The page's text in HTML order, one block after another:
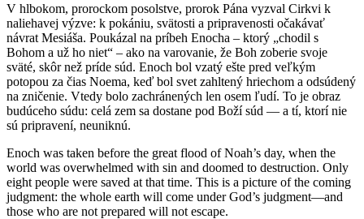
V hlbokom, prorockom posolstve, prorok Pána vyzval Cirkvi k
naliehavej výzve: k pokániu, svätosti a pripravenosti očakávať
návrat Mesiáša. Poukázal na príbeh Enocha – ktorý „chodil s
Bohom a už ho niet“ – ako na varovanie, že Boh zoberie svoje
sväté, skôr než príde súd. Enoch bol vzatý ešte pred veľkým
potopou za čias Noema, keď bol svet zahltený hriechom a odsúdený
na zničenie. Vtedy bolo zachránených len osem ľudí. To je obraz
budúceho súdu: celá zem sa dostane pod Boží súd — a tí, ktorí nie
sú pripravení, neuniknú.
Enoch was taken before the great flood of Noah’s day, when the
world was overwhelmed with sin and doomed to destruction. Only
eight people were saved at that time. This is a picture of the coming
judgment: the whole earth will come under God’s judgment—and
those who are not prepared will not escape.